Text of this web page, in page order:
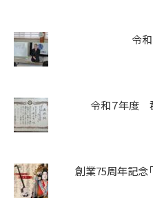
令
令和７年度
創業75周年記念